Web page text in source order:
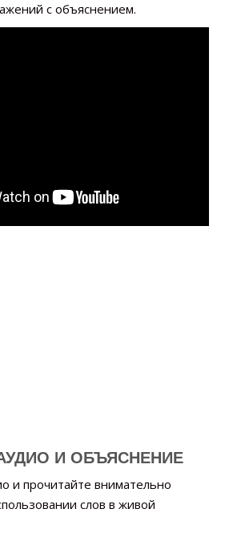
с объяснением.
И ОБЪЯСНЕНИЕ
и прочитайте внимательно
слов в живой